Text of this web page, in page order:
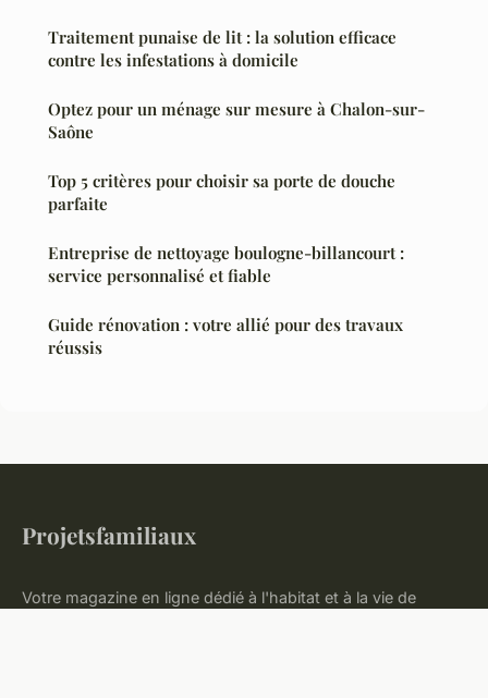
Traitement punaise de lit : la solution efficace
contre les infestations à domicile
Optez pour un ménage sur mesure à Chalon-sur-
Saône
Top 5 critères pour choisir sa porte de douche
parfaite
Entreprise de nettoyage boulogne-billancourt :
service personnalisé et fiable
Guide rénovation : votre allié pour des travaux
réussis
Projetsfamiliaux
Votre magazine en ligne dédié à l'habitat et à la vie de